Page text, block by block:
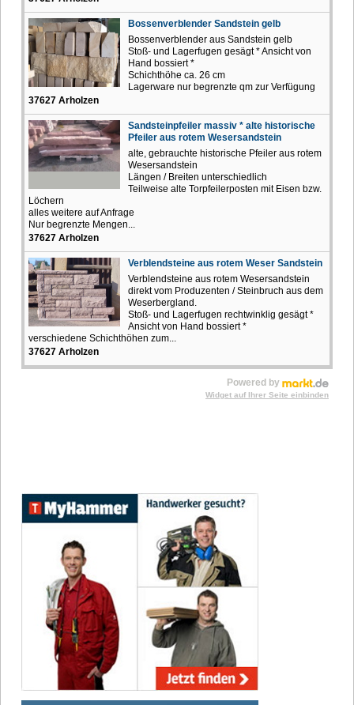
Bossenverblender Sandstein gelb
Bossenverblender aus Sandstein gelb
Stoß- und Lagerfugen gesägt * Ansicht von
Hand bossiert *
Schichthöhe ca. 26 cm
Lagerware nur begrenzte qm zur Verfügung
37627 Arholzen
Sandsteinpfeiler massiv * alte historische
Pfeiler aus rotem Wesersandstein
alte, gebrauchte historische Pfeiler aus rotem
Wesersandstein
Längen / Breiten unterschiedlich
Teilweise alte Torpfeilerposten mit Eisen bzw.
Löchern
alles weitere auf Anfrage
Nur begrenzte Mengen...
37627 Arholzen
Verblendsteine aus rotem Weser Sandstein
Verblendsteine aus rotem Wesersandstein
direkt vom Produzenten / Steinbruch aus dem
Weserbergland.
Stoß- und Lagerfugen rechtwinklig gesägt *
Ansicht von Hand bossiert *
verschiedene Schichthöhen zum...
37627 Arholzen
Powered by
Widget auf Ihrer Seite einbinden